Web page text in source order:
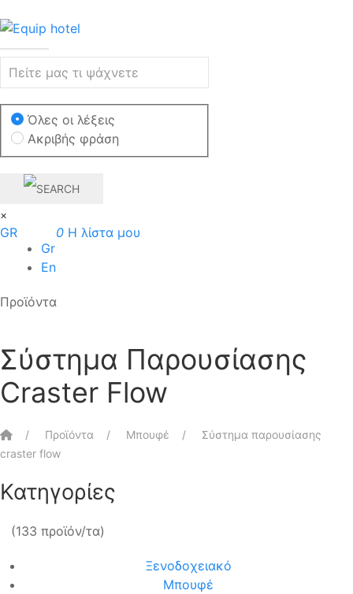
Όλες οι λέξεις
Ακριβής φράση
×
GR
Gr
En
0 Η λίστα μου
Προϊόντα
Σύστημα Παρουσίασης
Craster Flow
Αρχική Προϊόντα Μπουφέ
Σύστημα παρουσίασης
craster flow
Κατηγορίες
(133 προϊόν/τα)
Ξενοδοχειακό
Μπουφέ